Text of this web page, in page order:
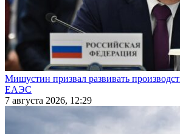
Мишустин призвал развивать
ЕАЭС
7 августа 2026, 12:29